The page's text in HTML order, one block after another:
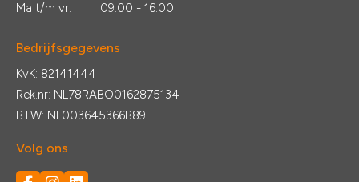
Ma t/m vr: 09:00 - 16:00
Bedrijfsgegevens
KvK: 82141444
Rek.nr: NL78RABO0162875134
BTW: NL003645366B89
Volg ons